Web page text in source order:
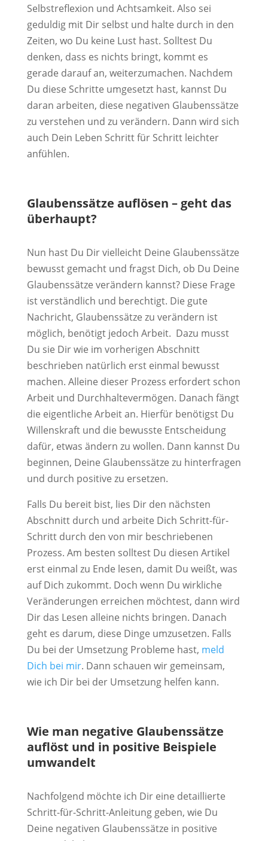
Selbstreflexion und Achtsamkeit. Also sei
geduldig mit Dir selbst und halte durch in den
Zeiten, wo Du keine Lust hast. Solltest Du
denken, dass es nichts bringt, kommt es
gerade darauf an, weiterzumachen. Nachdem
Du diese Schritte umgesetzt hast, kannst Du
daran arbeiten, diese negativen Glaubenssätze
zu verstehen und zu verändern. Dann wird sich
auch Dein Leben Schritt für Schritt leichter
anfühlen.
Glaubenssätze auflösen – geht das
überhaupt?
Nun hast Du Dir vielleicht Deine Glaubenssätze
bewusst gemacht und fragst Dich, ob Du Deine
Glaubenssätze verändern kannst? Diese Frage
ist verständlich und berechtigt. Die gute
Nachricht, Glaubenssätze zu verändern ist
möglich, benötigt jedoch Arbeit. Dazu musst
Du sie Dir wie im vorherigen Abschnitt
beschrieben natürlich erst einmal bewusst
machen. Alleine dieser Prozess erfordert schon
Arbeit und Durchhaltevermögen. Danach fängt
die eigentliche Arbeit an. Hierfür benötigst Du
Willenskraft und die bewusste Entscheidung
dafür, etwas ändern zu wollen. Dann kannst Du
beginnen, Deine Glaubenssätze zu hinterfragen
und durch positive zu ersetzen.
Falls Du bereit bist, lies Dir den nächsten
Abschnitt durch und arbeite Dich Schritt-für-
Schritt durch den von mir beschriebenen
Prozess. Am besten solltest Du diesen Artikel
erst einmal zu Ende lesen, damit Du weißt, was
auf Dich zukommt. Doch wenn Du wirkliche
Veränderungen erreichen möchtest, dann wird
Dir das Lesen alleine nichts bringen. Danach
geht es darum, diese Dinge umzusetzen. Falls
Du bei der Umsetzung Probleme hast, meld
Dich bei mir. Dann schauen wir gemeinsam,
wie ich Dir bei der Umsetzung helfen kann.
Wie man negative Glaubenssätze
auflöst und in positive Beispiele
umwandelt
Nachfolgend möchte ich Dir eine detaillierte
Schritt-für-Schritt-Anleitung geben, wie Du
Deine negativen Glaubenssätze in positive